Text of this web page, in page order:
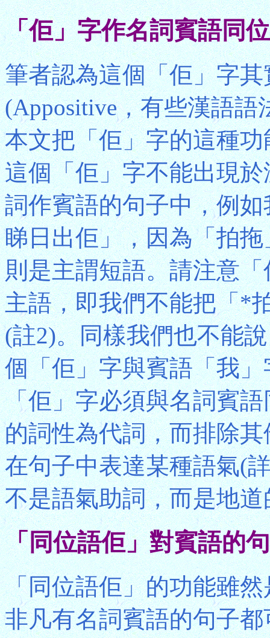
「佢」字作名詞賓語同
筆者認為這個「佢」字
(Appositive，有些漢語
本文把「佢」字的這種
這個「佢」字不能出現
詞作賓語的句子中，例
睇日出佢」，因為「拍
則是主謂短語。請注意
主語，即我們不能把「*
(註2)。同樣我們也不能
個「佢」字與賓語「我
「佢」字必須與名詞賓
的詞性為代詞，而排除
在句子中表達某種語氣(
不是語氣助詞，而是地
「同位語佢」對賓語的
「同位語佢」的功能雖
非凡有名詞賓語的句子